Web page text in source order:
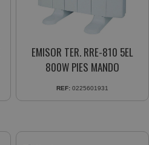
EMISOR TER. RRE-810 5EL
800W PIES MANDO
REF: 0225601931